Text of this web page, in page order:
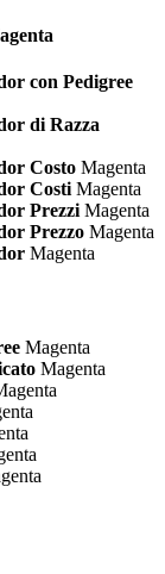
con Pedigree
di Razza
Costo Magenta
Costi Magenta
Prezzi Magenta
Prezzo Magenta
Magenta
Magenta
Magenta